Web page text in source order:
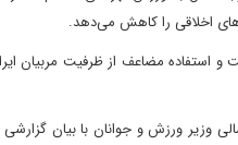
اخلاقی را کاهش می‌دهد.
و استفاده مضاعف از ظرفیت مربیان
وزیر ورزش و جوانان با بیان